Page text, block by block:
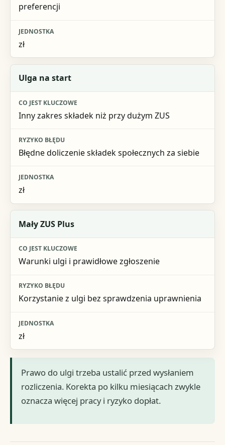
preferencji
zł
Ulga na start
Inny zakres składek niż przy dużym ZUS
Błędne doliczenie składek społecznych za siebie
zł
Mały ZUS Plus
Warunki ulgi i prawidłowe zgłoszenie
Korzystanie z ulgi bez sprawdzenia uprawnienia
zł
Prawo do ulgi trzeba ustalić przed wysłaniem
rozliczenia. Korekta po kilku miesiącach zwykle
oznacza więcej pracy i ryzyko dopłat.